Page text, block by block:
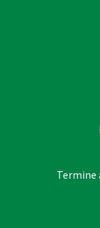
Termine